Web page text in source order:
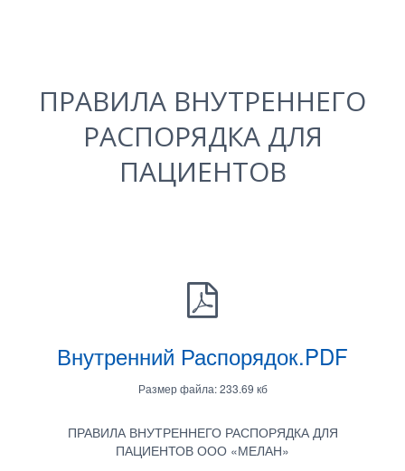
ПРАВИЛА ВНУТРЕННЕГО
РАСПОРЯДКА ДЛЯ
ПАЦИЕНТОВ
Внутренний Распорядок.PDF
Размер файла: 233.69 кб
ПРАВИЛА ВНУТРЕННЕГО РАСПОРЯДКА ДЛЯ
ПАЦИЕНТОВ ООО «МЕЛАН»